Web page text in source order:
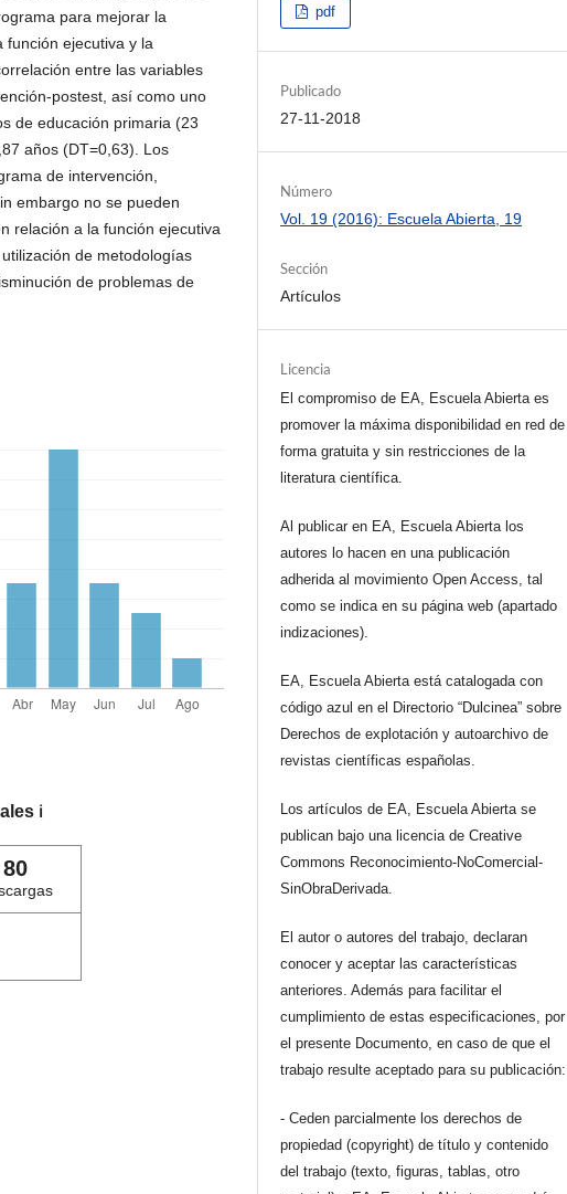
para mejorar la
función ejecutiva y la
entre las variables
postest, así como uno
de educación primaria (23
años (DT=0,63). Los
de intervención,
embargo no se pueden
relación a la función ejecutiva
de metodologías
de problemas de
ℹ️
80
pdf
Publicado
27-11-2018
Número
Vol. 19 (2016): Escuela Abierta, 19
Sección
Artículos
Licencia
El compromiso de EA, Escuela Abierta es
promover la máxima disponibilidad en red de
forma gratuita y sin restricciones de la
literatura científica.
Al publicar en EA, Escuela Abierta los
autores lo hacen en una publicación
adherida al movimiento Open Access, tal
como se indica en su página web (apartado
indizaciones).
EA, Escuela Abierta está catalogada con
código azul en el Directorio “Dulcinea” sobre
Derechos de explotación y autoarchivo de
revistas científicas españolas.
Los artículos de EA, Escuela Abierta se
publican bajo una licencia de Creative
Commons Reconocimiento-NoComercial-
SinObraDerivada.
El autor o autores del trabajo, declaran
conocer y aceptar las características
anteriores. Además para facilitar el
cumplimiento de estas especificaciones, por
el presente Documento, en caso de que el
trabajo resulte aceptado para su publicación:
- Ceden parcialmente los derechos de
propiedad (copyright) de título y contenido
del trabajo (texto, figuras, tablas, otro